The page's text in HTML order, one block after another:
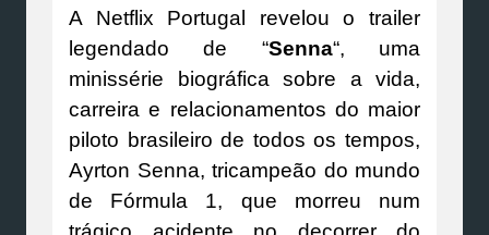
A Netflix Portugal revelou o trailer
legendado de “Senna“, uma
minissérie biográfica sobre a vida,
carreira e relacionamentos do maior
piloto brasileiro de todos os tempos,
Ayrton Senna, tricampeão do mundo
de Fórmula 1, que morreu num